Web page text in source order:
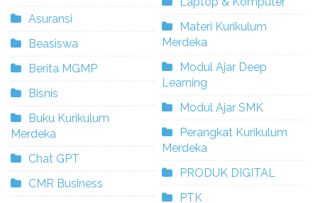
Asuransi
Beasiswa
Berita MGMP
Bisnis
Buku Kurikulum
Merdeka
Chat GPT
CMR Business
Materi Kurikulum
Merdeka
Modul Ajar Deep
Learning
Modul Ajar SMK
Perangkat Kurikulum
Merdeka
PRODUK DIGITAL
PTK